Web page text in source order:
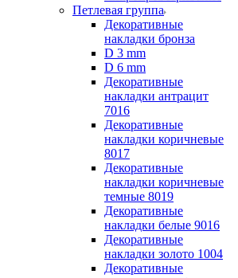
Петлевая группа
Декоративные
накладки бронза
D 3 mm
D 6 mm
Декоративные
накладки антрацит
7016
Декоративные
накладки коричневые
8017
Декоративные
накладки коричневые
темные 8019
Декоративные
накладки белые 9016
Декоративные
накладки золото 1004
Декоративные